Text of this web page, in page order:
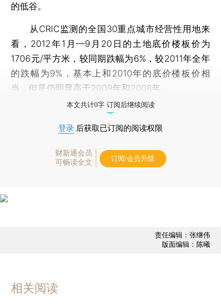
的低谷。
从CRIC监测的全国30重点城市经营性用地来
看，2012年1月—9月20日的土地底价楼板价为
1706元/平方米，较同期跌幅为6%，较2011年全年
的跌幅为9%，基本上和2010年的底价楼板价相
当，但是仍明显高于2009年和2008年。
本文共计0字 订阅后继续阅读
登录 后获取已订阅的阅读权限
财新通会员
可畅读全文
订阅/会员升级
责任编辑：张继伟
版面编辑：陈曦
相关阅读